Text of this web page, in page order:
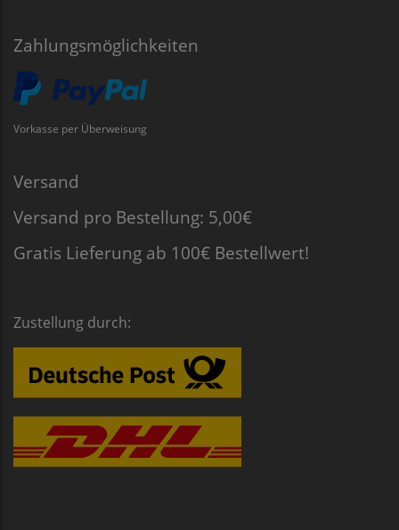
Zahlungsmöglichkeiten
Vorkasse per Überweisung
Versand
Versand pro Bestellung: 5,00€
Gratis Lieferung ab 100€ Bestellwert!
Zustellung durch: